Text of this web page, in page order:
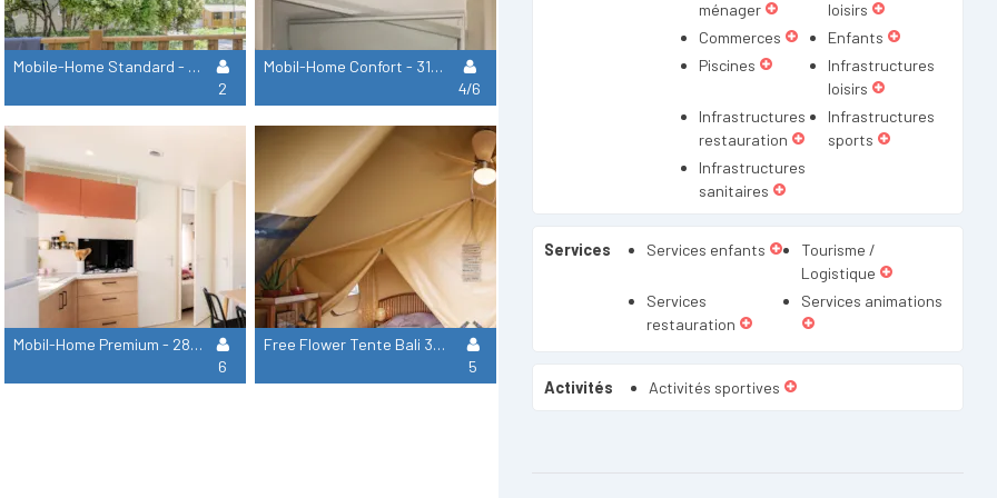
Mobile-Home Standard - 23M² (1 Chambre - Climatisation - Tv)
2
Mobil-Home Confort - 31M² (2 Chambres - Climatisation + Tv)
4/6
Mobil-Home Premium - 28M² (3 Chambres + Climatisation + Tv + Lave Vaisselle+ Draps Et Serviettes)
6
Free Flower Tente Bali 32M² (2 Chambres - Sans Sanitaires)
5
ménager
loisirs
Commerces
Enfants
Piscines
Infrastructures
loisirs
Infrastructures
restauration
Infrastructures
sports
Infrastructures
sanitaires
Services Services enfants
Tourisme /
Logistique
Services
restauration
Services animations
Activités Activités sportives